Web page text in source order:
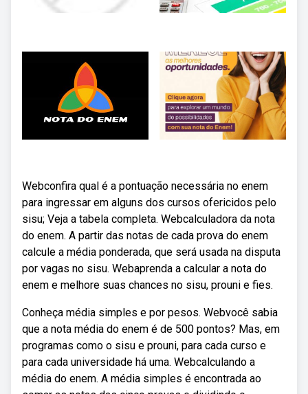
Webconfira qual é a pontuação necessária no enem
para ingressar em alguns dos cursos ofericidos pelo
sisu; Veja a tabela completa. Webcalculadora da nota
do enem. A partir das notas de cada prova do enem
calcule a média ponderada, que será usada na disputa
por vagas no sisu. Webaprenda a calcular a nota do
enem e melhore suas chances no sisu, prouni e fies.
Conheça média simples e por pesos. Webvocê sabia
que a nota média do enem é de 500 pontos? Mas, em
programas como o sisu e prouni, para cada curso e
para cada universidade há uma. Webcalculando a
média do enem. A média simples é encontrada ao